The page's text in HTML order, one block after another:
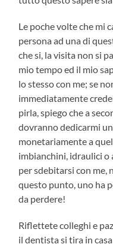
Le poche volte che mi
persona ad una di
che si, la visita non si
mio tempo ed il mio
lo stesso con me; se
immediatamente
pirla, spiego che a
dovranno dedicarmi
monetariamente a
imbianchini, idraulici o
per sdebitarsi con me,
questo punto, uno ha
da perdere!
Riflettete colleghi e
il dentista si tira in